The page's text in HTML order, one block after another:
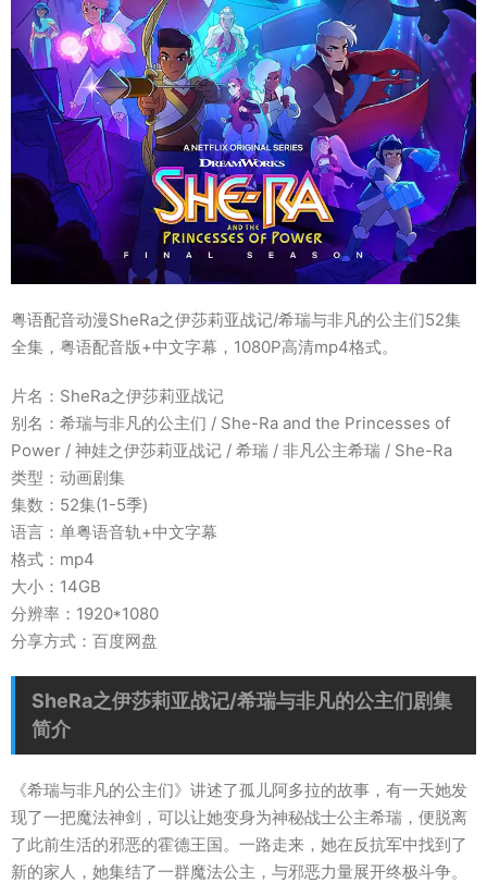
粤语配音动漫SheRa之伊莎莉亚战记/希瑞与非凡的公主们52集
全集，粤语配音版+中文字幕，1080P高清mp4格式。
片名：SheRa之伊莎莉亚战记
别名：希瑞与非凡的公主们 / She-Ra and the Princesses of
Power / 神娃之伊莎莉亚战记 / 希瑞 / 非凡公主希瑞 / She-Ra
类型：动画剧集
集数：52集(1-5季)
语言：单粤语音轨+中文字幕
格式：mp4
大小：14GB
分辨率：1920*1080
分享方式：百度网盘
SheRa之伊莎莉亚战记/希瑞与非凡的公主们剧集
简介
《希瑞与非凡的公主们》讲述了孤儿阿多拉的故事，有一天她发
现了一把魔法神剑，可以让她变身为神秘战士公主希瑞，便脱离
了此前生活的邪恶的霍德王国。一路走来，她在反抗军中找到了
新的家人，她集结了一群魔法公主，与邪恶力量展开终极斗争。